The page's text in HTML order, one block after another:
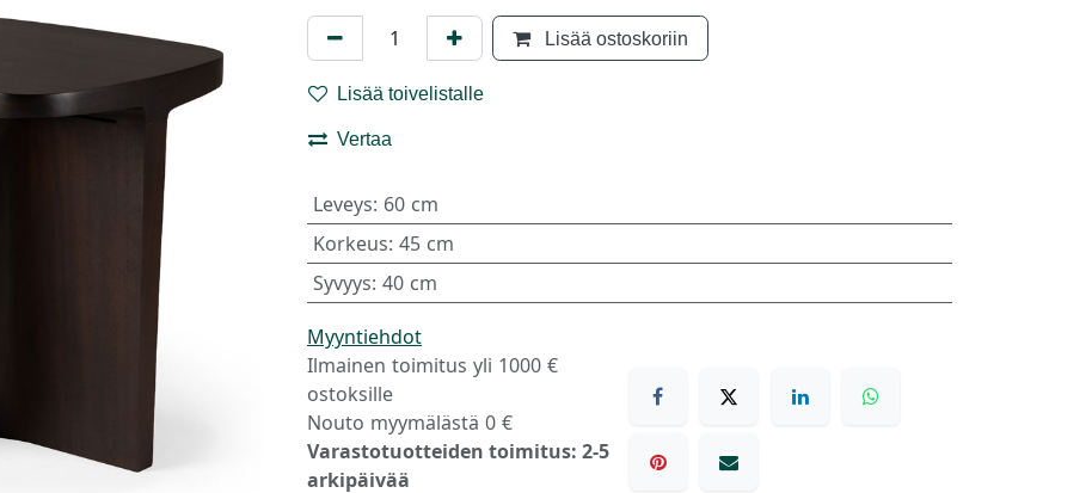
Lisää ostoskoriin
Lisää toivelistalle
Vertaa
Leveys: 60 cm
Korkeus: 45 cm
Syvyys: 40 cm
Myyntiehdot
Ilmainen toimitus yli 1000 €
ostoksille
Nouto myymälästä 0 €
Varastotuotteiden toimitus: 2-5
arkipäivää